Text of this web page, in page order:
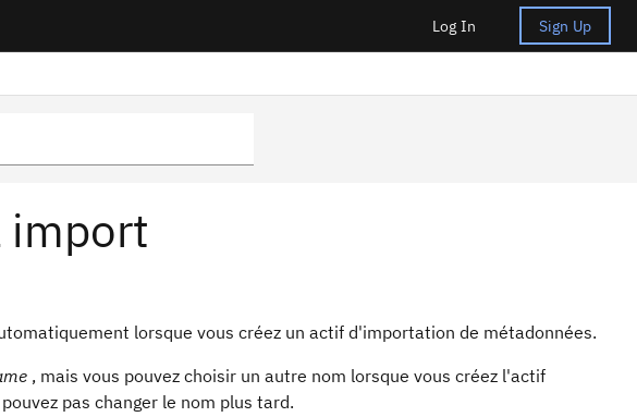
Log In Sign Up
import
lorsque vous créez un actif d'importation de métadonnées.
, mais vous pouvez choisir un autre nom lorsque vous créez l'actif
pas changer le nom plus tard.